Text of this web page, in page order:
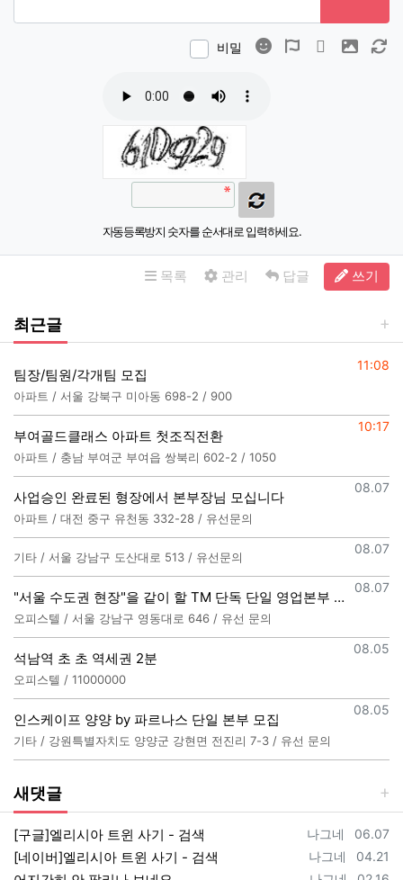
비밀 이모티콘폰트어썸
동영상 이미지
자동등록방지 숫자를 순서대로 입력하세요.
목록 관리 답글 쓰기
최근글
등록일
11:08
팀장/팀원/각개팀 모집
아파트 / 서울 강북구 미아동 698-2 / 900
등록일
10:17
부여골드클래스 아파트 첫조직전환
아파트 / 충남 부여군 부여읍 쌍북리 602-2 / 1050
등록일
08.07
사업승인 완료된 형장에서 본부장님 모십니다
아파트 / 대전 중구 유천동 332-28 / 유선문의
등록일
08.07
기타 / 서울 강남구 도산대로 513 / 유선문의
등록일
08.07
"서울 수도권 현장"을 같이 할 TM 단독 단일 영업본부 팀 선착순 모집
오피스텔 / 서울 강남구 영동대로 646 / 유선 문의
등록일
08.05
석남역 초 초 역세권 2분
오피스텔 / 11000000
등록일
08.05
인스케이프 양양 by 파르나스 단일 본부 모집
기타 / 강원특별자치도 양양군 강현면 전진리 7-3 / 유선 문의
새댓글
등록자
나그네 등록일
06.07
[구글]엘리시아 트윈 사기 - 검색
등록자
나그네 등록일
04.21
[네이버]엘리시아 트윈 사기 - 검색